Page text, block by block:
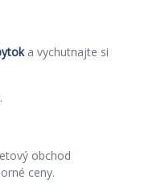
a vychutnajte si
obchod
ceny.